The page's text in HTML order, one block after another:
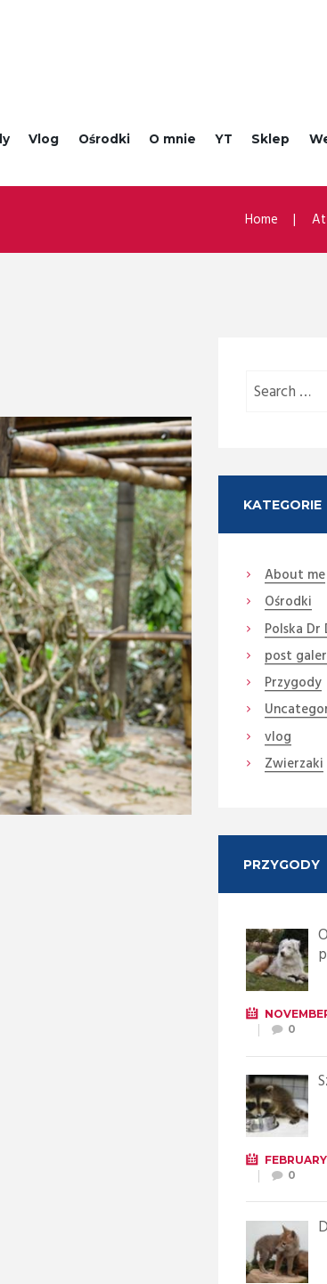
Vlog Ośrodki O mnie YT Sklep
Home
23
KATEGORIE
About me
Ośrodki
Polska
post
Przygody
vlog
Zwierzaki
PRZYGODY
0
0